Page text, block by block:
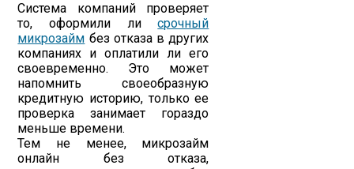
Система компаний проверяет
то, оформили лисрочный
микрозайм без отказа в других
компаниях и оплатили ли его
своевременно. Это может
напомнить своеобразную
кредитную историю, только ее
проверка занимает гораздо
меньше времени.
Тем не менее, микрозайм
онлайн без отказа,